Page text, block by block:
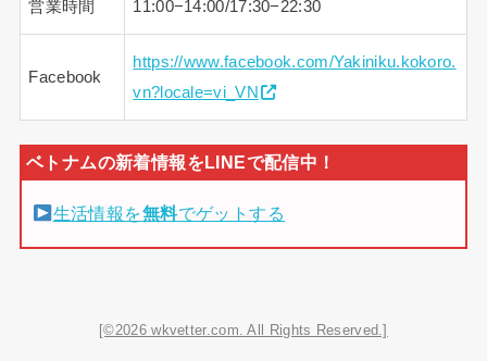
営業時間 11:00−14:00/17:30−22:30
Facebook
https://www.facebook.com/Yakiniku.kokoro.
vn?locale=vi_VN
生活情報を無料でゲットする
[©2026 wkvetter.com. All Rights Reserved.]